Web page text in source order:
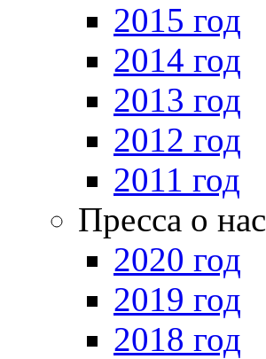
2015 год
2014 год
2013 год
2012 год
2011 год
Пресса о нас
2020 год
2019 год
2018 год